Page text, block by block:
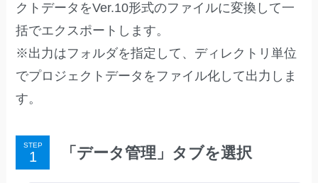
クトデータをVer.10形式のファイルに変換して一
括でエクスポートします。
※出力はフォルダを指定して、ディレクトリ単位
でプロジェクトデータをファイル化して出力しま
す。
STEP 「データ管理」タブを選択